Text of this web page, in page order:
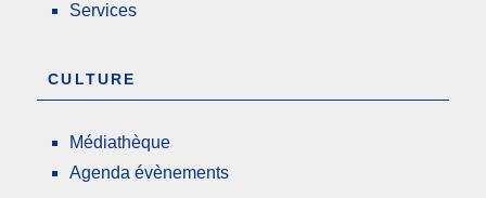
Services
CULTURE
Médiathèque
Agenda évènements